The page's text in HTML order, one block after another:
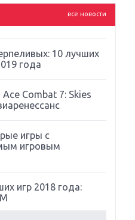
все новости
нельзя ругать
10 лучших
года
Combat 7: Skies
игры с
игровым
игр 2018 года: